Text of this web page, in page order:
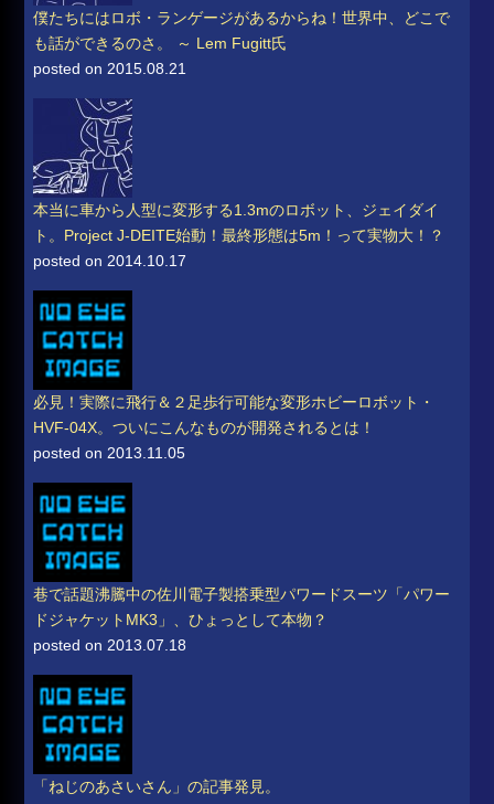
僕たちにはロボ・ランゲージがあるからね！世界中、どこで
も話ができるのさ。 ～ Lem Fugitt氏
posted on 2015.08.21
本当に車から人型に変形する1.3mのロボット、ジェイダイ
ト。Project J-DEITE始動！最終形態は5m！って実物大！？
posted on 2014.10.17
必見！実際に飛行＆２足歩行可能な変形ホビーロボット・
HVF-04X。ついにこんなものが開発されるとは！
posted on 2013.11.05
巷で話題沸騰中の佐川電子製搭乗型パワードスーツ「パワー
ドジャケットMK3」、ひょっとして本物？
posted on 2013.07.18
「ねじのあさいさん」の記事発見。